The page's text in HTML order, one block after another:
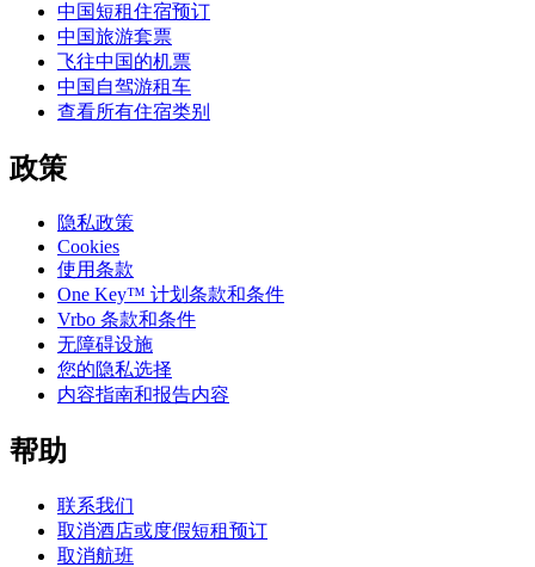
中国短租住宿预订
中国旅游套票
飞往中国的机票
中国自驾游租车
查看所有住宿类别
政策
隐私政策
Cookies
使用条款
One Key™ 计划条款和条件
Vrbo 条款和条件
无障碍设施
您的隐私选择
内容指南和报告内容
帮助
联系我们
取消酒店或度假短租预订
取消航班